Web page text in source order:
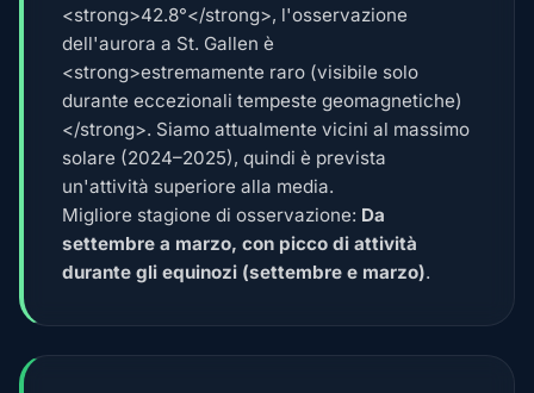
<strong>42.8°</strong>, l'osservazione
dell'aurora a St. Gallen è
<strong>estremamente raro (visibile solo
durante eccezionali tempeste geomagnetiche)
</strong>. Siamo attualmente vicini al massimo
solare (2024–2025), quindi è prevista
un'attività superiore alla media.
Migliore stagione di osservazione: Da
settembre a marzo, con picco di attività
durante gli equinozi (settembre e marzo).